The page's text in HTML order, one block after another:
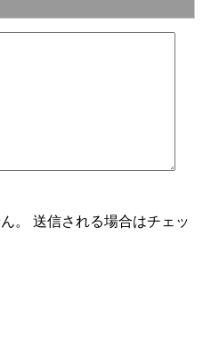
。 送信される場合はチェッ